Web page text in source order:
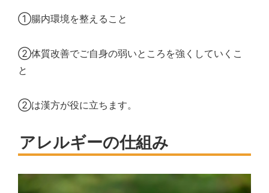
①腸内環境を整えること
②体質改善でご自身の弱いところを強くしていくこ
と
②は漢方が役に立ちます。
アレルギーの仕組み